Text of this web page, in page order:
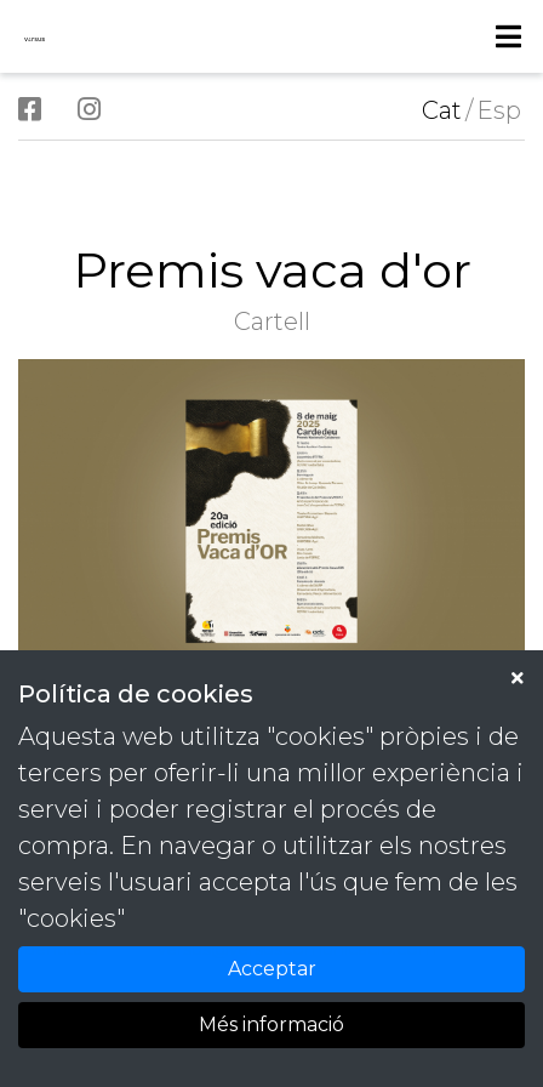
Política de cookies
Aquesta web utilitza "cookies" pròpies i de
tercers per oferir-li una millor experiència i
servei i poder registrar el procés de
compra. En navegar o utilitzar els nostres
serveis l'usuari accepta l'ús que fem de les
"cookies"
Acceptar
Més informació
Cat/ Esp
Premis vaca d'or
Cartell
Projectes
Serveis
Contacte
Identitats
Contacta
T. 93 889 59 09
versus@versuscomunicacio.com